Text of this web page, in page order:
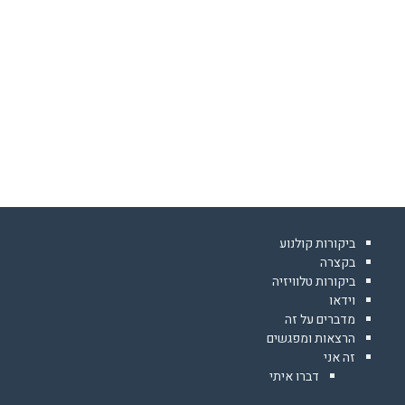
ביקורות קולנוע
בקצרה
ביקורות טלוויזיה
וידאו
מדברים על זה
הרצאות ומפגשים
זה אני
דברו איתי